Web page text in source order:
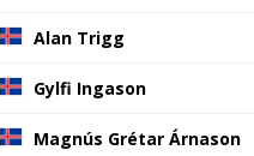
Alan Trigg
Gylfi Ingason
Magnús Grétar Árnason